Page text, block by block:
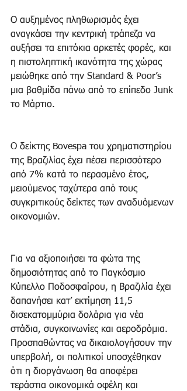
Ο αυξημένος πληθωρισμός έχει
αναγκάσει την κεντρική τράπεζα να
αυξήσει τα επιτόκια αρκετές φορές, και
η πιστοληπτική ικανότητα της χώρας
μειώθηκε από την Standard & Poor’s
μια βαθμίδα πάνω από το επίπεδο Junk
το Μάρτιο.
O δείκτης Bovespa του χρηματιστηρίου
της Βραζιλίας έχει πέσει περισσότερο
από 7% κατά το περασμένο έτος,
μειούμενος ταχύτερα από τους
συγκριτικούς δείκτες των αναδυόμενων
οικονομιών.
Για να αξιοποιήσει τα φώτα της
δημοσιότητας από το Παγκόσμιο
Κύπελλο Ποδοσφαίρου, η Βραζιλία έχει
δαπανήσει κατ’ εκτίμηση 11,5
δισεκατομμύρια δολάρια για νέα
στάδια, συγκοινωνίες και αεροδρόμια.
Προσπαθώντας να δικαιολογήσουν την
υπερβολή, οι πολιτικοί υποσχέθηκαν
ότι η διοργάνωση θα αποφέρει
τεράστια οικονομικά οφέλη και